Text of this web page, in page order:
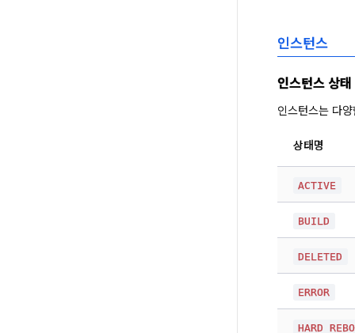
인스턴스
인스턴스 상태
인스턴스는 다
상태명
ACTIVE
BUILD
DELETED
ERROR